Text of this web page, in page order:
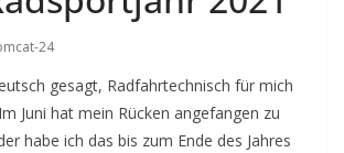
24
gesagt, Radfahrtechnisch für mich
Juni hat mein Rücken angefangen zu
habe ich das bis zum Ende des Jahres